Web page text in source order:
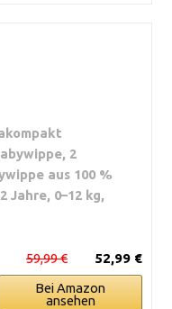
2
aus 100 %
Jahre, 0–12 kg,
52,99 €
59,99 €
Bei Amazon
ansehen